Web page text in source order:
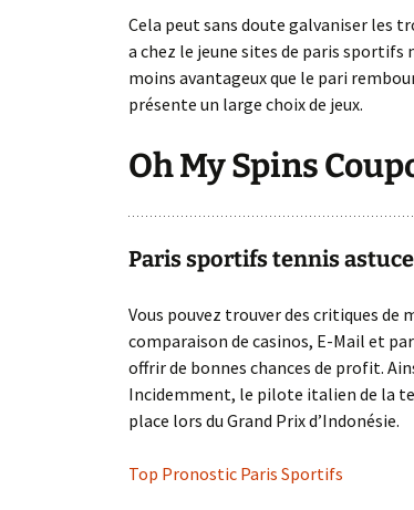
Cela peut sans doute galvaniser les
a chez le jeune sites de paris sportifs
moins avantageux que le pari
présente un large choix de jeux.
Oh My Spins
Paris sportifs tennis
Vous pouvez trouver des critiques de
comparaison de casinos, E-Mail et
offrir de bonnes chances de profit.
Incidemment, le pilote italien de la
place lors du Grand Prix d’Indonésie.
Top Pronostic Paris Sportifs